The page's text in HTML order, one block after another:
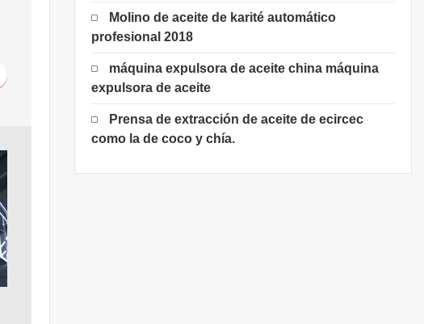
Molino de aceite de karité automático
profesional 2018
máquina expulsora de aceite china máquina
expulsora de aceite
Prensa de extracción de aceite de ecircec
como la de coco y chía.